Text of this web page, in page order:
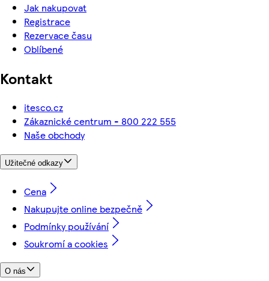
Jak nakupovat
Registrace
Rezervace času
Oblíbené
Kontakt
itesco.cz
Zákaznické centrum - 800 222 555
Naše obchody
Užitečné odkazy
Cena
Nakupujte online bezpečně
Podmínky používání
Soukromí a cookies
O nás